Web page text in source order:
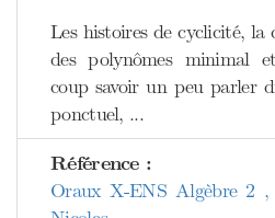
Les histoires de cyclicité,
des polynômes minimal
coup savoir un peu parler
ponctuel, ...
Référence :
Oraux X-ENS Algèbre 2 ,